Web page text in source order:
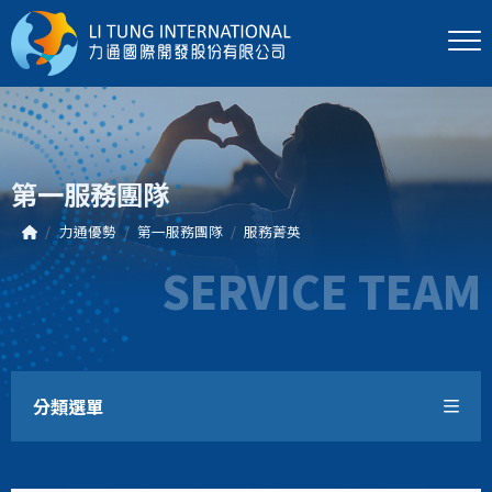
第一服務團隊
力通優勢 第一服務團隊 服務菁英
SERVICE TEAM
分類選單